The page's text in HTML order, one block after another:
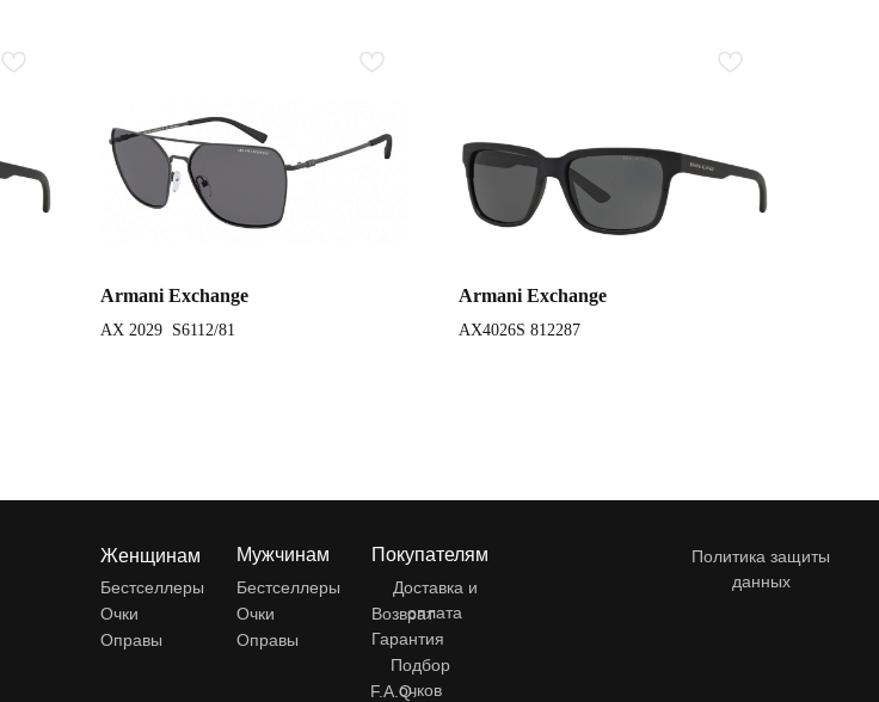
Armani Exchange
AX 2029 S6112/81
Armani Exchange
AX4026S 812287
Бестселлеры
Женщинам
Очки
Оправы
Бестселлеры
Мужчинам
Очки
Оправы
Доставка и
оплата
Подбор
очков
F.A.Q.
Покупателям
Возврат
Гарантия
Политика защиты
данных